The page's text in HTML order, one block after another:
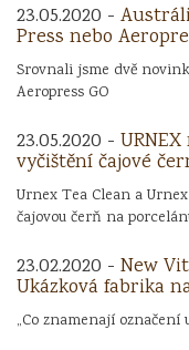
23.05.2020 -
Press nebo
Srovnali jsme dvě
Aeropress GO
23.05.2020 -
vyčištění čajové
Urnex Tea Clean a
čajovou čerň na
23.02.2020 - New
Ukázková fabrika
„Co znamenají označení